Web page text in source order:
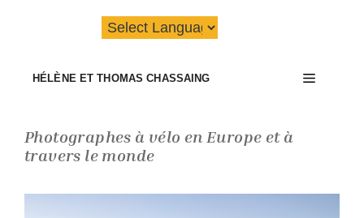
HÉLÈNE ET THOMAS CHASSAING Menu
Photographes à vélo en Europe et à
travers le monde